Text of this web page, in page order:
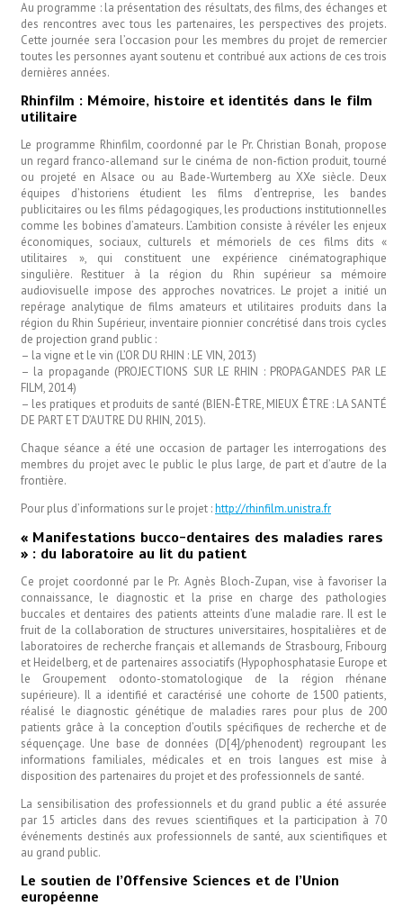
Au programme : la présentation des résultats, des films, des échanges et
des rencontres avec tous les partenaires, les perspectives des projets.
Cette journée sera l’occasion pour les membres du projet de remercier
toutes les personnes ayant soutenu et contribué aux actions de ces trois
dernières années.
Rhinfilm : Mémoire, histoire et identités dans le film
utilitaire
Le programme Rhinfilm, coordonné par le Pr. Christian Bonah, propose
un regard franco-allemand sur le cinéma de non-fiction produit, tourné
ou projeté en Alsace ou au Bade-Wurtemberg au XXe siècle. Deux
équipes d’historiens étudient les films d’entreprise, les bandes
publicitaires ou les films pédagogiques, les productions institutionnelles
comme les bobines d’amateurs. L’ambition consiste à révéler les enjeux
économiques, sociaux, culturels et mémoriels de ces films dits «
utilitaires », qui constituent une expérience cinématographique
singulière. Restituer à la région du Rhin supérieur sa mémoire
audiovisuelle impose des approches novatrices. Le projet a initié un
repérage analytique de films amateurs et utilitaires produits dans la
région du Rhin Supérieur, inventaire pionnier concrétisé dans trois cycles
de projection grand public :
– la vigne et le vin (L’OR DU RHIN : LE VIN, 2013)
– la propagande (PROJECTIONS SUR LE RHIN : PROPAGANDES PAR LE
FILM, 2014)
– les pratiques et produits de santé (BIEN-ÊTRE, MIEUX ÊTRE : LA SANTÉ
DE PART ET D’AUTRE DU RHIN, 2015).
Chaque séance a été une occasion de partager les interrogations des
membres du projet avec le public le plus large, de part et d’autre de la
frontière.
Pour plus d’informations sur le projet :http://rhinfilm.unistra.fr
« Manifestations bucco-dentaires des maladies rares
» : du laboratoire au lit du patient
Ce projet coordonné par le Pr. Agnès Bloch-Zupan, vise à favoriser la
connaissance, le diagnostic et la prise en charge des pathologies
buccales et dentaires des patients atteints d’une maladie rare. Il est le
fruit de la collaboration de structures universitaires, hospitalières et de
laboratoires de recherche français et allemands de Strasbourg, Fribourg
et Heidelberg, et de partenaires associatifs (Hypophosphatasie Europe et
le Groupement odonto-stomatologique de la région rhénane
supérieure). Il a identifié et caractérisé une cohorte de 1500 patients,
réalisé le diagnostic génétique de maladies rares pour plus de 200
patients grâce à la conception d’outils spécifiques de recherche et de
séquençage. Une base de données (D[4]/phenodent) regroupant les
informations familiales, médicales et en trois langues est mise à
disposition des partenaires du projet et des professionnels de santé.
La sensibilisation des professionnels et du grand public a été assurée
par 15 articles dans des revues scientifiques et la participation à 70
événements destinés aux professionnels de santé, aux scientifiques et
au grand public.
Le soutien de l’Offensive Sciences et de l’Union
européenne